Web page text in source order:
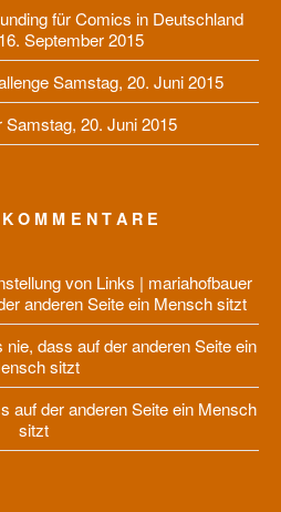
für Comics in Deutschland
September 2015
Samstag, 20. Juni 2015
Samstag, 20. Juni 2015
von Links | mariahofbauer
anderen Seite ein Mensch sitzt
nie, dass auf der anderen Seite ein
sitzt
auf der anderen Seite ein Mensch
sitzt